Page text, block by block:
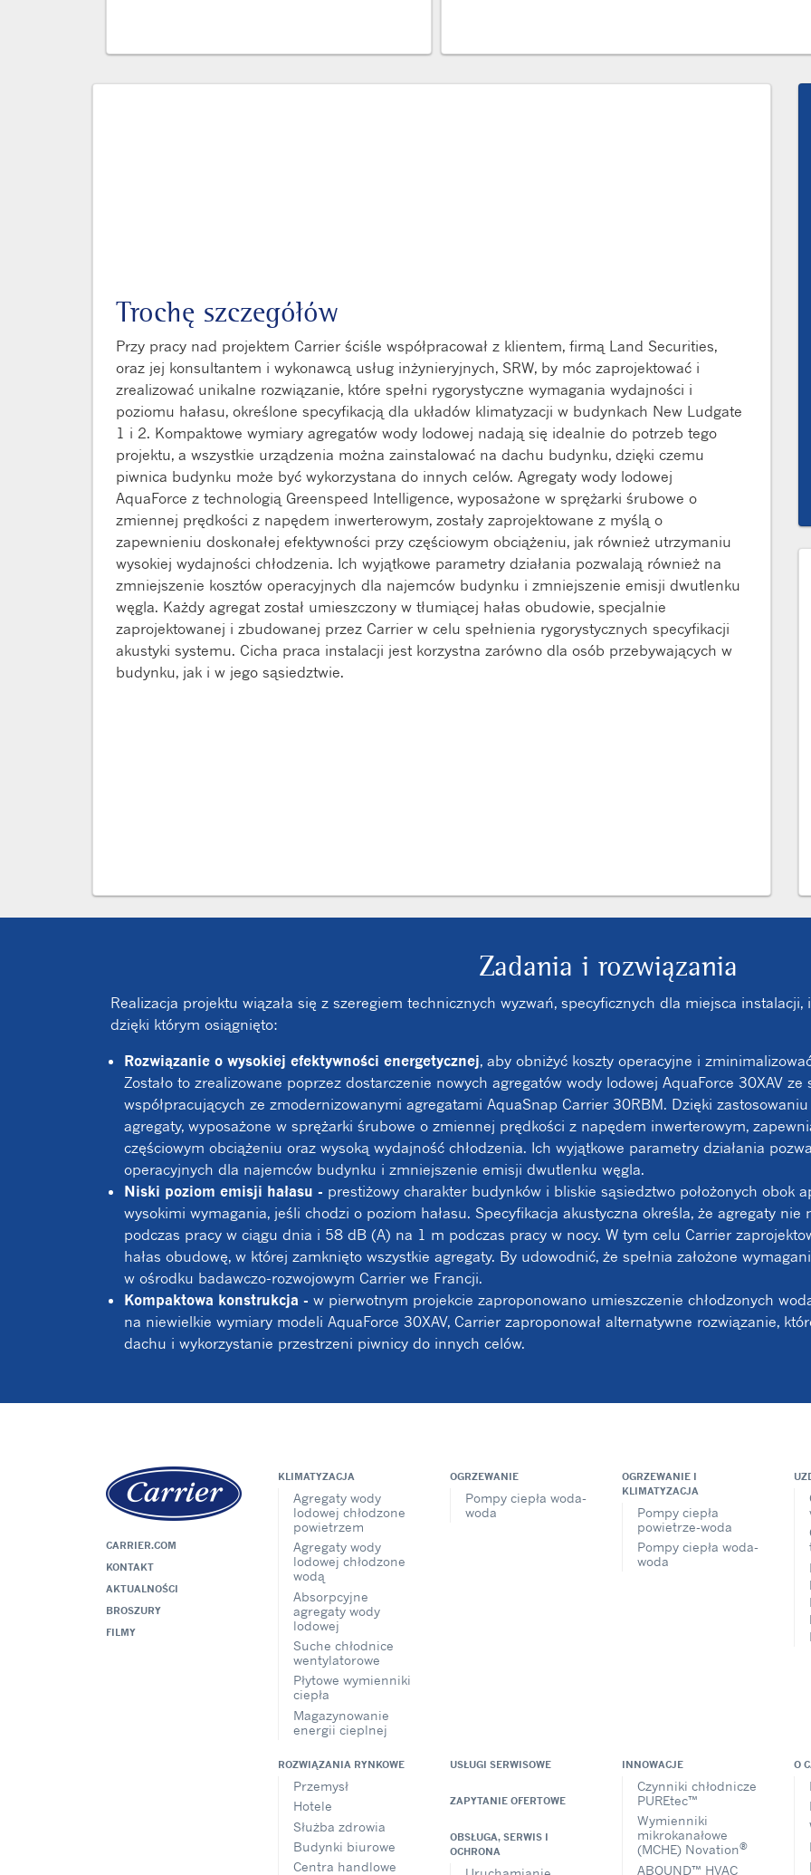
Trochę szczegółów
Przy pracy nad projektem Carrier ściśle współpracował z klientem, firmą Land Securities,
oraz jej konsultantem i wykonawcą usług inżynieryjnych, SRW, by móc zaprojektować i
zrealizować unikalne rozwiązanie, które spełni rygorystyczne wymagania wydajności i
poziomu hałasu, określone specyfikacją dla układów klimatyzacji w budynkach New Ludgate
1 i 2. Kompaktowe wymiary agregatów wody lodowej nadają się idealnie do potrzeb tego
projektu, a wszystkie urządzenia można zainstalować na dachu budynku, dzięki czemu
piwnica budynku może być wykorzystana do innych celów. Agregaty wody lodowej
AquaForce z technologią Greenspeed Intelligence, wyposażone w sprężarki śrubowe o
zmiennej prędkości z napędem inwerterowym, zostały zaprojektowane z myślą o
zapewnieniu doskonałej efektywności przy częściowym obciążeniu, jak również utrzymaniu
wysokiej wydajności chłodzenia. Ich wyjątkowe parametry działania pozwalają również na
zmniejszenie kosztów operacyjnych dla najemców budynku i zmniejszenie emisji dwutlenku
węgla. Każdy agregat został umieszczony w tłumiącej hałas obudowie, specjalnie
zaprojektowanej i zbudowanej przez Carrier w celu spełnienia rygorystycznych specyfikacji
akustyki systemu. Cicha praca instalacji jest korzystna zarówno dla osób przebywających w
budynku, jak i w jego sąsiedztwie.
Zadania i rozwiązania
Realizacja projektu wiązała się z szeregiem technicznych wyzwań, specyficznych dla miejsca
dzięki którym osiągnięto:
Rozwiązanie o wysokiej efektywności energetycznej, aby obniżyć koszty operacyjne i
Zostało to zrealizowane poprzez dostarczenie nowych agregatów wody lodowej AquaForce 30XAV
współpracujących ze zmodernizowanymi agregatami AquaSnap Carrier 30RBM. Dzięki
agregaty, wyposażone w sprężarki śrubowe o zmiennej prędkości z napędem inwerterowym,
częściowym obciążeniu oraz wysoką wydajność chłodzenia. Ich wyjątkowe parametry działania
operacyjnych dla najemców budynku i zmniejszenie emisji dwutlenku węgla.
Niski poziom emisji hałasu - prestiżowy charakter budynków i bliskie sąsiedztwo położonych obok
wysokimi wymagania, jeśli chodzi o poziom hałasu. Specyfikacja akustyczna określa, że agregaty
podczas pracy w ciągu dnia i 58 dB (A) na 1 m podczas pracy w nocy. W tym celu Carrier
hałas obudowę, w której zamknięto wszystkie agregaty. By udowodnić, że spełnia założone
w ośrodku badawczo-rozwojowym Carrier we Francji.
Kompaktowa konstrukcja - w pierwotnym projekcie zaproponowano umieszczenie chłodzonych
na niewielkie wymiary modeli AquaForce 30XAV, Carrier zaproponował alternatywne rozwiązanie,
dachu i wykorzystanie przestrzeni piwnicy do innych celów.
CARRIER.COM
KONTAKT
AKTUALNOŚCI
BROSZURY
FILMY
KLIMATYZACJA
Agregaty wody
lodowej chłodzone
powietrzem
Agregaty wody
lodowej chłodzone
wodą
Absorpcyjne
agregaty wody
lodowej
Suche chłodnice
wentylatorowe
Płytowe wymienniki
ciepła
Magazynowanie
energii cieplnej
OGRZEWANIE
Pompy ciepła woda-
woda
OGRZEWANIE I
KLIMATYZACJA
Pompy ciepła
powietrze-woda
Pompy ciepła woda-
woda
ROZWIĄZANIA RYNKOWE
Przemysł
Hotele
Służba zdrowia
Budynki biurowe
Centra handlowe
USŁUGI SERWISOWE
ZAPYTANIE OFERTOWE
OBSŁUGA, SERWIS I
OCHRONA
INNOWACJE
Czynniki chłodnicze
PUREtec™
Wymienniki
mikrokanałowe
(MCHE) Novation®
ABOUND™ HVAC
O